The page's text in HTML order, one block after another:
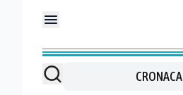
CRONACA